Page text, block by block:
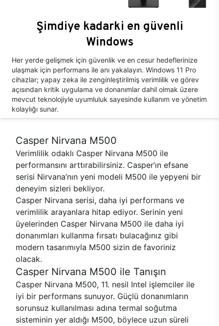
Şimdiye kadarki en güvenli
Windows
Her yerde gelişmek için güvenlik ve en cesur hedeflerinize
ulaşmak için performans ile anı yakalayın. Windows 11 Pro
cihazlar; yapay zeka ile zenginleştirilmiş verimlilik ve görev
açısından kritik uygulama ve donanımlar dahil olmak üzere
mevcut teknolojiyle uyumluluk sayesinde kullanım ve yönetim
kolaylığı sunar.
Casper Nirvana M500
Verimlilik odaklı Casper Nirvana M500 ile
performansını arttırabilirsiniz. Casper’ın efsane
serisi Nirvana’nın yeni modeli M500 ile yepyeni bir
deneyim sizleri bekliyor.
Casper Nirvana serisi, daha iyi performans ve
verimlilik arayanlara hitap ediyor. Serinin yeni
üyelerinden Casper Nirvana M500 ile daha iyi
donanımları kullanma fırsatı bulacağınız gibi
modern tasarımıyla M500 sizin de favoriniz
olacak.
Casper Nirvana M500 ile Tanışın
Casper Nirvana M500, 11. nesil Intel işlemciler ile
iyi bir performans sunuyor. Güçlü donanımların
sorunsuz kullanılması adına termal soğutma
sisteminin yer aldığı M500, böylece uzun süreli